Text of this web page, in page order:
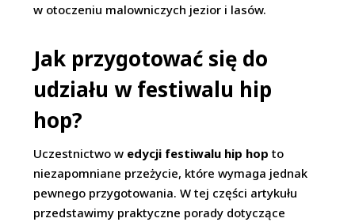
w otoczeniu malowniczych jezior i lasów.
Jak przygotować się do
udziału w festiwalu hip
hop?
Uczestnictwo w edycji festiwalu hip hop to
niezapomniane przeżycie, które wymaga jednak
pewnego przygotowania. W tej części artykułu
przedstawimy praktyczne porady dotyczące